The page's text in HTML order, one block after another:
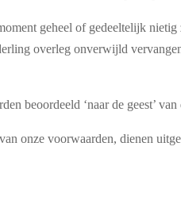
geheel of gedeeltelijk
overleg onverwijld
beoordeeld ‘naar de geest’
onze voorwaarden, dienen